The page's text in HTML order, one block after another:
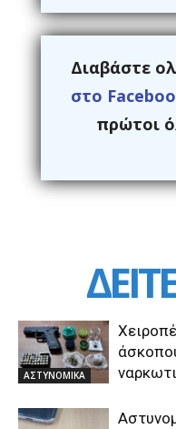
Διαβάστε
στο
πρώτοι
ΔΕΙΤΕ
ΑΣΤΥΝΟΜΙΚΑ